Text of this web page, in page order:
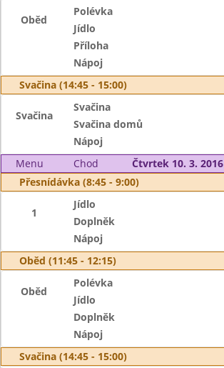
Oběd
Polévka
Jídlo
Příloha
Nápoj
Svačina (14:45 - 15:00)
Svačina
Svačina
Svačina domů
Nápoj
Menu
Chod
Čtvrtek 10. 3. 2016
Přesnídávka (8:45 - 9:00)
1
Jídlo
Doplněk
Nápoj
Oběd (11:45 - 12:15)
Oběd
Polévka
Jídlo
Doplněk
Nápoj
Svačina (14:45 - 15:00)